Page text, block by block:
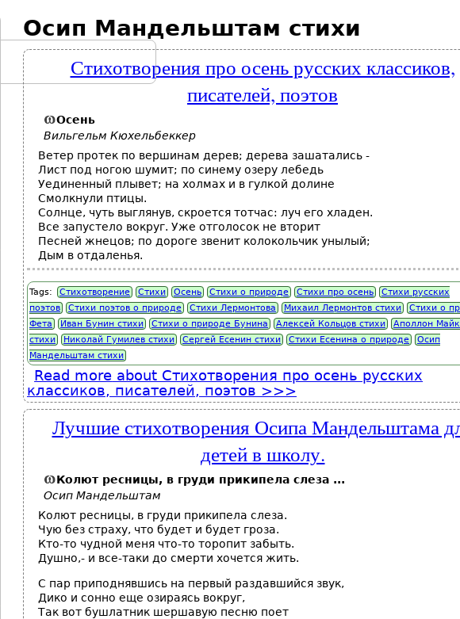
Осип Мандельштам стихи
Стихотворения про осень русских классиков,
писателей, поэтов
Осень
Вильгельм Кюхельбеккер
Ветер протек по вершинам дерев; дерева зашатались -
Лист под ногою шумит; по синему озеру лебедь
Уединенный плывет; на холмах и в гулкой долине
Смолкнули птицы.
Солнце, чуть выглянув, скроется тотчас: луч его хладен.
Все запустело вокруг. Уже отголосок не вторит
Песней жнецов; по дороге звенит колокольчик унылый;
Дым в отдаленья.
Tags: Стихотворение Стихи Осень Стихи о природе Стихи про осень
Стихи русских
поэтов
Стихи поэтов о природе Стихи Лермонтова Михаил Лермонтов стихи
Стихи о
Фета
Иван Бунин стихи Стихи о природе Бунина Алексей Кольцов стихи
Аполлон
стихи
Николай Гумилев стихи Сергей Есенин стихи Стихи Есенина о природе
Осип
Мандельштам стихи
Read more about Стихотворения про осень русских
классиков, писателей, поэтов
Лучшие стихотворения Осипа Мандельштама
детей в школу.
Колют ресницы, в груди прикипела слеза ...
Осип Мандельштам
Колют ресницы, в груди прикипела слеза.
Чую без страху, что будет и будет гроза.
Кто-то чудной меня что-то торопит забыть.
Душно,- и все-таки до смерти хочется жить.
С пар приподнявшись на первый раздавшийся звук,
Дико и сонно еще озираясь вокруг,
Так вот бушлатник шершавую песню поет